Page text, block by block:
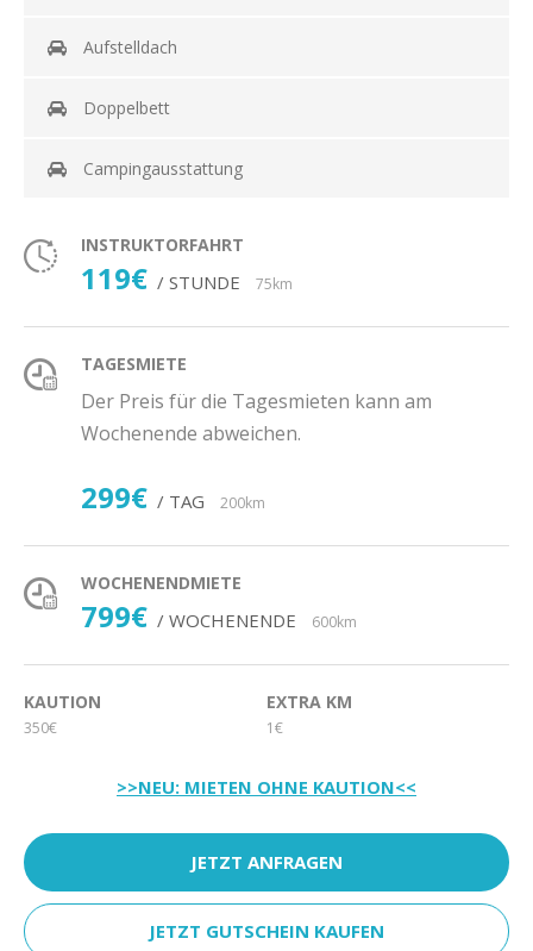
Aufstelldach
Doppelbett
Campingausstattung
INSTRUKTORFAHRT
119€ / STUNDE 75km
TAGESMIETE
Der Preis für die Tagesmieten kann am
Wochenende abweichen.
299€ / TAG 200km
WOCHENENDMIETE
799€ / WOCHENENDE 600km
KAUTION
350€
EXTRA KM
1€
>>NEU: MIETEN OHNE KAUTION<<
JETZT ANFRAGEN
JETZT GUTSCHEIN KAUFEN